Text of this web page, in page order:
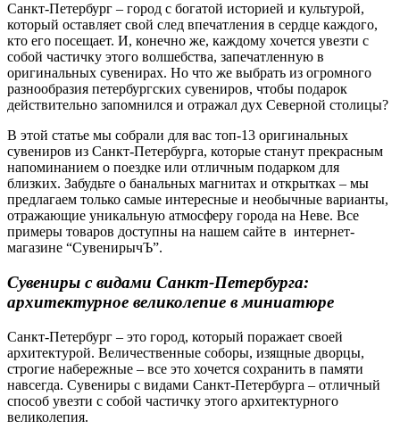
Санкт-Петербург – город с богатой историей и культурой,
который оставляет свой след впечатления в сердце каждого,
кто его посещает. И, конечно же, каждому хочется увезти с
собой частичку этого волшебства, запечатленную в
оригинальных сувенирах. Но что же выбрать из огромного
разнообразия петербургских сувениров, чтобы подарок
действительно запомнился и отражал дух Северной столицы?
В этой статье мы собрали для вас топ-13 оригинальных
сувениров из Санкт-Петербурга, которые станут прекрасным
напоминанием о поездке или отличным подарком для
близких. Забудьте о банальных магнитах и открытках – мы
предлагаем только самые интересные и необычные варианты,
отражающие уникальную атмосферу города на Неве. Все
примеры товаров доступны на нашем сайте в интернет-
магазине “СувенирычЪ”.
Сувениры с видами Санкт-Петербурга:
архитектурное великолепие в миниатюре
Санкт-Петербург – это город, который поражает своей
архитектурой. Величественные соборы, изящные дворцы,
строгие набережные – все это хочется сохранить в памяти
навсегда. Сувениры с видами Санкт-Петербурга – отличный
способ увезти с собой частичку этого архитектурного
великолепия.